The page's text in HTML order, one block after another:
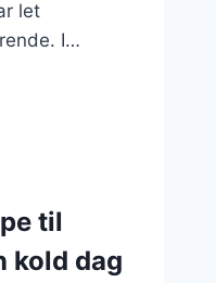
let
I…
til
kold dag